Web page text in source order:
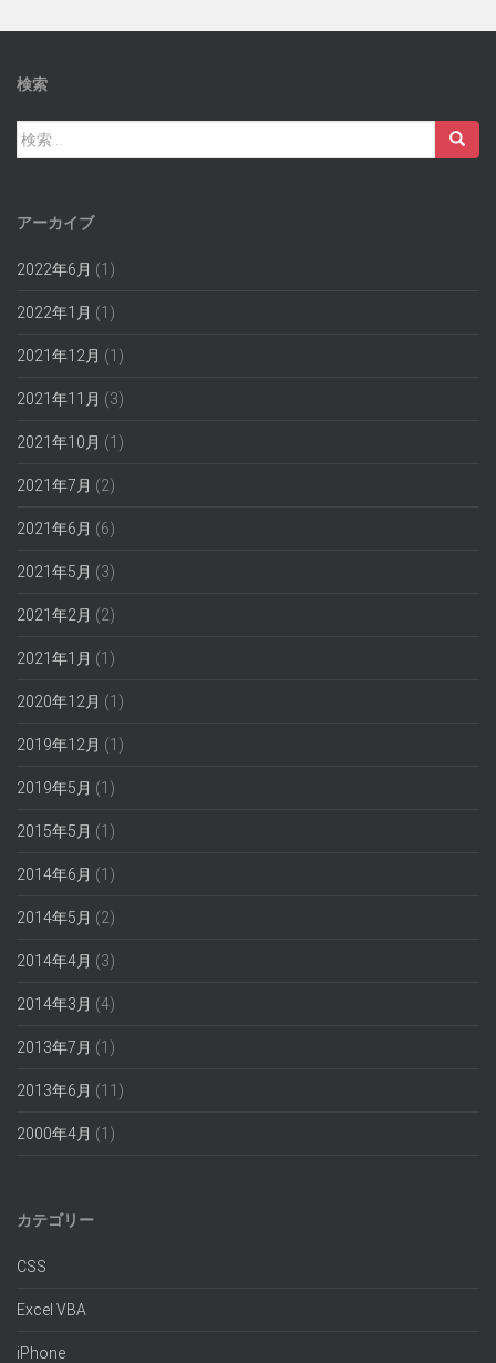
検索
検
索:
アーカイブ
2022年6月 (1)
2022年1月 (1)
2021年12月 (1)
2021年11月 (3)
2021年10月 (1)
2021年7月 (2)
2021年6月 (6)
2021年5月 (3)
2021年2月 (2)
2021年1月 (1)
2020年12月 (1)
2019年12月 (1)
2019年5月 (1)
2015年5月 (1)
2014年6月 (1)
2014年5月 (2)
2014年4月 (3)
2014年3月 (4)
2013年7月 (1)
2013年6月 (11)
2000年4月 (1)
カテゴリー
CSS
Excel VBA
iPhone